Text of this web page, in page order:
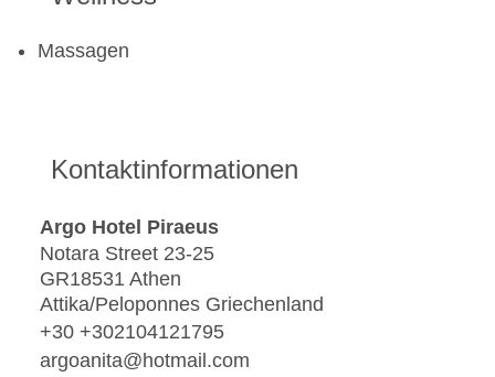
Massagen
Kontaktinformationen
Argo Hotel Piraeus
Notara Street 23-25
GR18531 Athen
Attika/Peloponnes Griechenland
+30 +302104121795
argoanita@hotmail.com